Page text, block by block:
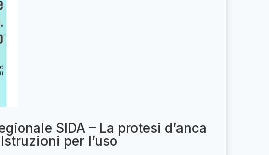
SIDA – La protesi d’anca
per l’uso